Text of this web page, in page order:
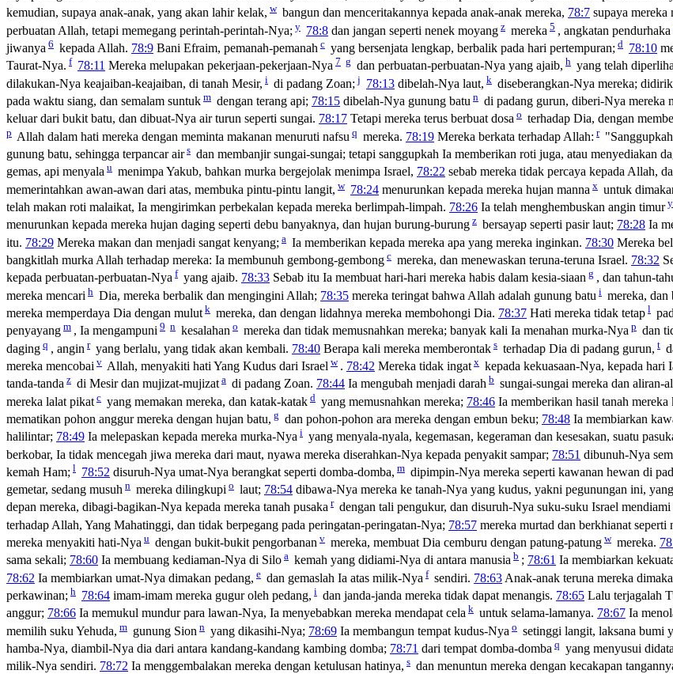
kemudian, supaya anak-anak, yang akan lahir kelak, w bangun dan menceritakannya kepada anak-anak mereka, 78:7 supaya mereka
perbuatan Allah, tetapi memegang perintah-perintah-Nya; y 78:8 dan jangan seperti nenek moyang z mereka 5 , angkatan pendurhaka
jiwanya 6 kepada Allah. 78:9 Bani Efraim, pemanah-pemanah c yang bersenjata lengkap, berbalik pada hari pertempuran; d 78:10
Taurat-Nya. f 78:11 Mereka melupakan pekerjaan-pekerjaan-Nya 7 g dan perbuatan-perbuatan-Nya yang ajaib, h yang telah
dilakukan-Nya keajaiban-keajaiban, di tanah Mesir, i di padang Zoan; j 78:13 dibelah-Nya laut, k diseberangkan-Nya mereka;
pada waktu siang, dan semalam suntuk m dengan terang api; 78:15 dibelah-Nya gunung batu n di padang gurun, diberi-Nya mereka
keluar dari bukit batu, dan dibuat-Nya air turun seperti sungai. 78:17 Tetapi mereka terus berbuat dosa o terhadap Dia, dengan
p Allah dalam hati mereka dengan meminta makanan menuruti nafsu q mereka. 78:19 Mereka berkata terhadap Allah: r
gunung batu, sehingga terpancar air s dan membanjir sungai-sungai; tetapi sanggupkah Ia memberikan roti juga, atau menyediakan
gemas, api menyala u menimpa Yakub, bahkan murka bergejolak menimpa Israel, 78:22 sebab mereka tidak percaya kepada Allah,
memerintahkan awan-awan dari atas, membuka pintu-pintu langit, w 78:24 menurunkan kepada mereka hujan manna x untuk
telah makan roti malaikat, Ia mengirimkan perbekalan kepada mereka berlimpah-limpah. 78:26 Ia telah menghembuskan angin timur y
menurunkan kepada mereka hujan daging seperti debu banyaknya, dan hujan burung-burung z bersayap seperti pasir laut; 78:28 Ia
itu. 78:29 Mereka makan dan menjadi sangat kenyang; a Ia memberikan kepada mereka apa yang mereka inginkan. 78:30 Mereka
bangkitlah murka Allah terhadap mereka: Ia membunuh gembong-gembong c mereka, dan menewaskan teruna-teruna Israel. 78:32
kepada perbuatan-perbuatan-Nya f yang ajaib. 78:33 Sebab itu Ia membuat hari-hari mereka habis dalam kesia-siaan g , dan tahun-
mereka mencari h Dia, mereka berbalik dan mengingini Allah; 78:35 mereka teringat bahwa Allah adalah gunung batu i mereka, dan
mereka memperdaya Dia dengan mulut k mereka, dan dengan lidahnya mereka membohongi Dia. 78:37 Hati mereka tidak tetap l
penyayang m , Ia mengampuni 9 n kesalahan o mereka dan tidak memusnahkan mereka; banyak kali Ia menahan murka-Nya p dan
daging q , angin r yang berlalu, yang tidak akan kembali. 78:40 Berapa kali mereka memberontak s terhadap Dia di padang gurun, t
mereka mencobai v Allah, menyakiti hati Yang Kudus dari Israel w . 78:42 Mereka tidak ingat x kepada kekuasaan-Nya, kepada hari
tanda-tanda z di Mesir dan mujizat-mujizat a di padang Zoan. 78:44 Ia mengubah menjadi darah b sungai-sungai mereka dan aliran-
mereka lalat pikat c yang memakan mereka, dan katak-katak d yang memusnahkan mereka; 78:46 Ia memberikan hasil tanah mereka
mematikan pohon anggur mereka dengan hujan batu, g dan pohon-pohon ara mereka dengan embun beku; 78:48 Ia membiarkan
halilintar; 78:49 Ia melepaskan kepada mereka murka-Nya i yang menyala-nyala, kegemasan, kegeraman dan kesesakan, suatu
berkobar, Ia tidak mencegah jiwa mereka dari maut, nyawa mereka diserahkan-Nya kepada penyakit sampar; 78:51 dibunuh-Nya
kemah Ham; l 78:52 disuruh-Nya umat-Nya berangkat seperti domba-domba, m dipimpin-Nya mereka seperti kawanan hewan di
gemetar, sedang musuh n mereka dilingkupi o laut; 78:54 dibawa-Nya mereka ke tanah-Nya yang kudus, yakni pegunungan ini,
depan mereka, dibagi-bagikan-Nya kepada mereka tanah pusaka r dengan tali pengukur, dan disuruh-Nya suku-suku Israel
terhadap Allah, Yang Mahatinggi, dan tidak berpegang pada peringatan-peringatan-Nya; 78:57 mereka murtad dan berkhianat seperti
mereka menyakiti hati-Nya u dengan bukit-bukit pengorbanan v mereka, membuat Dia cemburu dengan patung-patung w mereka.
sama sekali; 78:60 Ia membuang kediaman-Nya di Silo a kemah yang didiami-Nya di antara manusia b ; 78:61 Ia membiarkan
78:62 Ia membiarkan umat-Nya dimakan pedang, e dan gemaslah Ia atas milik-Nya f sendiri. 78:63 Anak-anak teruna mereka
perkawinan; h 78:64 imam-imam mereka gugur oleh pedang, i dan janda-janda mereka tidak dapat menangis. 78:65 Lalu terjagalah
anggur; 78:66 Ia memukul mundur para lawan-Nya, Ia menyebabkan mereka mendapat cela k untuk selama-lamanya. 78:67 Ia
memilih suku Yehuda, m gunung Sion n yang dikasihi-Nya; 78:69 Ia membangun tempat kudus-Nya o setinggi langit, laksana bumi
hamba-Nya, diambil-Nya dia dari antara kandang-kandang kambing domba; 78:71 dari tempat domba-domba q yang menyusui
milik-Nya sendiri. 78:72 Ia menggembalakan mereka dengan ketulusan hatinya, s dan menuntun mereka dengan kecakapan